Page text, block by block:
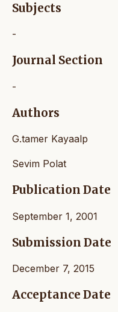
Subjects
-
Journal Section
-
Authors
G.tamer Kayaalp
Sevim Polat
Publication Date
September 1, 2001
Submission Date
December 7, 2015
Acceptance Date